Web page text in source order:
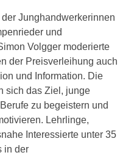
Junghandwerkerinnen
und
Volgger moderierte
der Preisverleihung auch
und Information. Die
sich das Ziel, junge
zu begeistern und
Lehrlinge,
Interessierte unter 35
in der